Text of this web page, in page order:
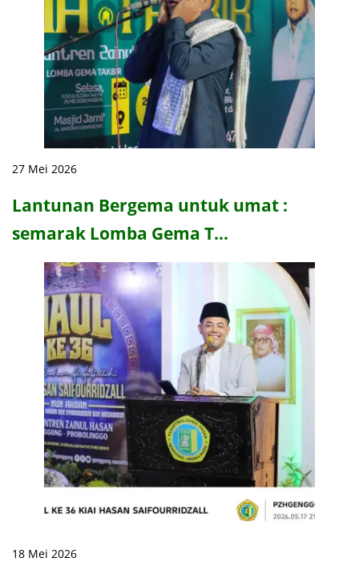
27 Mei 2026
Lantunan Bergema untuk umat :
semarak Lomba Gema T…
18 Mei 2026